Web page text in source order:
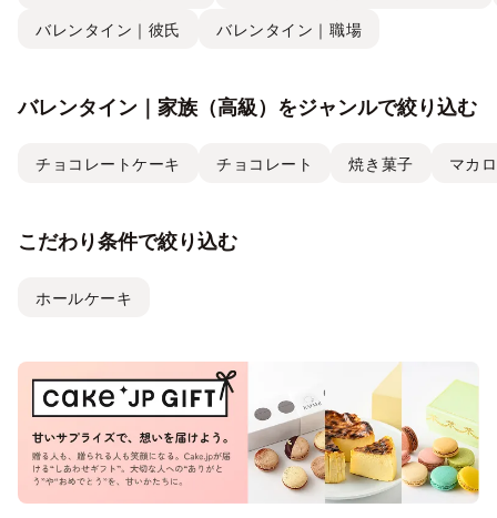
バレンタイン｜彼氏 バレンタイン｜職場
バレンタイン｜家族（高級）をジャンルで絞り込む
チョコレートケーキ チョコレート 焼き菓子 マカ
こだわり条件で絞り込む
ホールケーキ